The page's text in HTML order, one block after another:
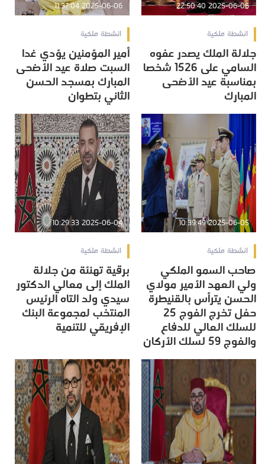
2025-06-06 22:50:40
انشطة ملكية
جلالة الملك يصدر عفوه
السامي على 1526 شخصا
بمناسبة عيد الأضحى
المبارك
2025-06-06 11:37:04
انشطة ملكية
أمير المؤمنين يؤدي غدا
السبت صلاة عيد الأضحى
المبارك بمسجد الحسن
الثاني بتطوان
2025-06-05 10:39:49
انشطة ملكية
صاحب السمو الملكي
ولي العهد الأمير مولاي
الحسن يترأس بالقنيطرة
حفل تخرج الفوج 25
للسلك العالي للدفاع
والفوج 59 لسلك الأركان
2025-06-04 10:29:33
انشطة ملكية
برقية تهنئة من جلالة
الملك إلى معالي الدكتور
سيدي ولد التاه الرئيس
المنتخب لمجموعة البنك
الإفريقي للتنمية